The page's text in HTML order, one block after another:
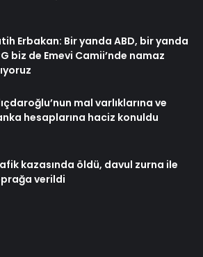
Erbakan: Bir yanda ABD, bir yanda
biz de Emevi Camii’nde namaz
mal varlıklarına ve
hesaplarına haciz konuldu
kazasında öldü, davul zurna ile
verildi